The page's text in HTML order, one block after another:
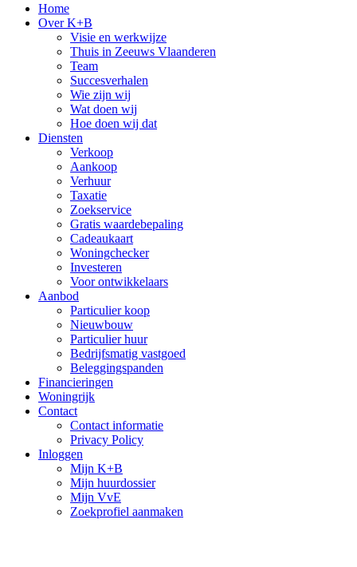
Home
Over K+B
Visie en werkwijze
Thuis in Zeeuws Vlaanderen
Team
Succesverhalen
Wie zijn wij
Wat doen wij
Hoe doen wij dat
Diensten
Verkoop
Aankoop
Verhuur
Taxatie
Zoekservice
Gratis waardebepaling
Cadeaukaart
Woningchecker
Investeren
Voor ontwikkelaars
Aanbod
Particulier koop
Nieuwbouw
Particulier huur
Bedrijfsmatig vastgoed
Beleggingspanden
Financieringen
Woningrijk
Contact
Contact informatie
Privacy Policy
Inloggen
Mijn K+B
Mijn huurdossier
Mijn VvE
Zoekprofiel aanmaken